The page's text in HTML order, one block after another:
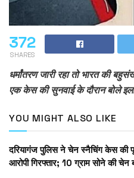
372
SHARES
धर्मांतरण जारी रहा तो भारत की
एक केस की सुनवाई के दौरान बोले
YOU MIGHT ALSO LIKE
दरियागंज पुलिस ने चेन स्नैचिंग केस की
आरोपी गिरफ्तार; 10 ग्राम सोने की चेन